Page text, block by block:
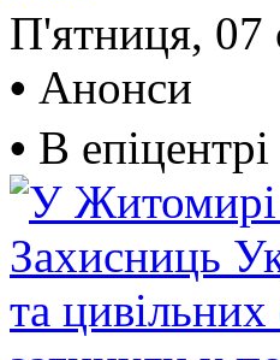
П'ятниця, 07
• Анонси
• В епіцентрі